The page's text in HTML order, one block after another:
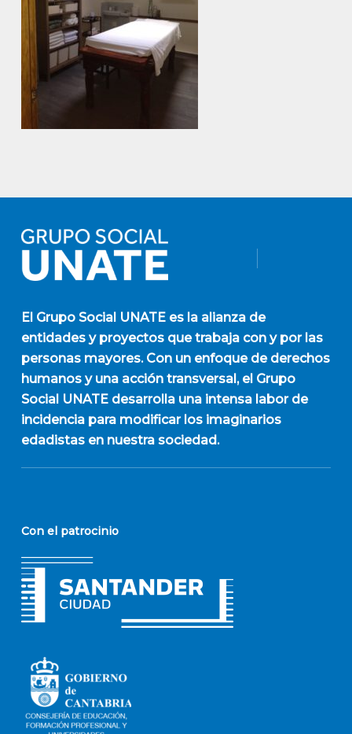
El Grupo Social UNATEes la alianza de
entidades y proyectos que trabaja con y por las
personas mayores. Con un enfoque de derechos
humanos y una acción transversal, el Grupo
Social UNATE desarrolla una intensa labor de
incidencia para modificar los imaginarios
edadistas en nuestra sociedad.
Con el patrocinio